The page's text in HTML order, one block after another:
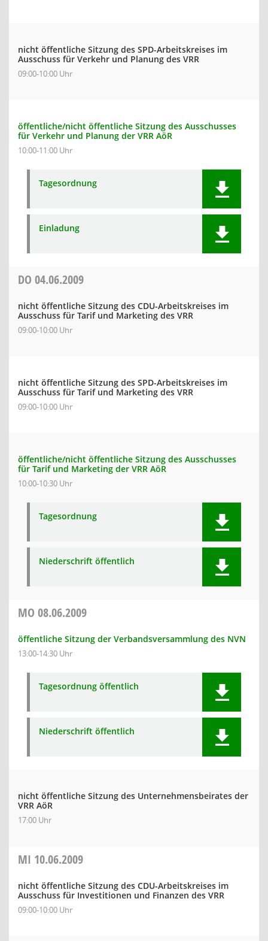
nicht öffentliche Sitzung des SPD-Arbeitskreises im
Ausschuss für Verkehr und Planung des VRR
09:00-10:00 Uhr
öffentliche/nicht öffentliche Sitzung des Ausschusses
für Verkehr und Planung der VRR AöR
10:00-11:00 Uhr
Tagesordnung
Einladung
DO 04.06.2009
nicht öffentliche Sitzung des CDU-Arbeitskreises im
Ausschuss für Tarif und Marketing des VRR
09:00-10:00 Uhr
nicht öffentliche Sitzung des SPD-Arbeitskreises im
Ausschuss für Tarif und Marketing des VRR
09:00-10:00 Uhr
öffentliche/nicht öffentliche Sitzung des Ausschusses
für Tarif und Marketing der VRR AöR
10:00-10:30 Uhr
Tagesordnung
Niederschrift öffentlich
MO 08.06.2009
öffentliche Sitzung der Verbandsversammlung des NVN
13:00-14:30 Uhr
Tagesordnung öffentlich
Niederschrift öffentlich
nicht öffentliche Sitzung des Unternehmensbeirates der
VRR AöR
17:00 Uhr
MI 10.06.2009
nicht öffentliche Sitzung des CDU-Arbeitskreises im
Ausschuss für Investitionen und Finanzen des VRR
09:00-10:00 Uhr